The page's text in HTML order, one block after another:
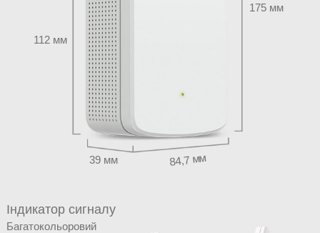
112 мм
39 мм 84,7 мм
175 мм
Індикатор сигналу
Багатокольоровий